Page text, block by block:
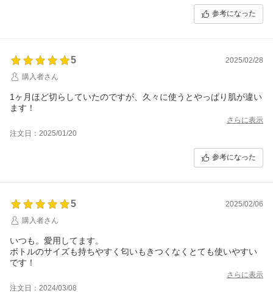
参考になった
5
2025/02/28
購入者さん
1ヶ月ほど切らしていたのですが、久々に使うとやっぱり肌が違い
ます！
さらに表示
注文日：2025/01/20
参考になった
5
2025/02/06
購入者さん
いつも。愛用してます。
ボトルのサイズも持ちやすく匂いもきつくなくとても使いやすい
です！
さらに表示
注文日：2024/03/08